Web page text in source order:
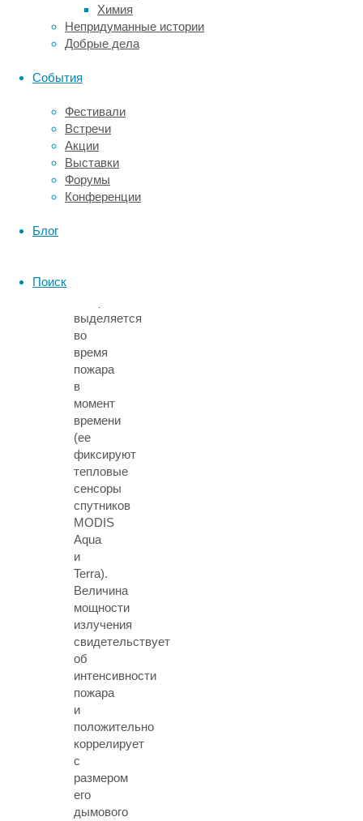
Химия
Непридуманные истории
Добрые дела
События
Фестивали
Встречи
Акции
Выставки
Форумы
Конференции
Блог
Поиск
том
числе
силу
с
помощью
показателя
мощности
теплового
излучения
выделяется
во
время
пожара
в
момент
времени
(ее
фиксируют
тепловые
сенсоры
спутников
MODIS
Aqua
и
Terra).
Величина
мощности
излучения
свидетельствует
об
интенсивности
пожара
и
положительно
коррелирует
с
размером
его
дымового